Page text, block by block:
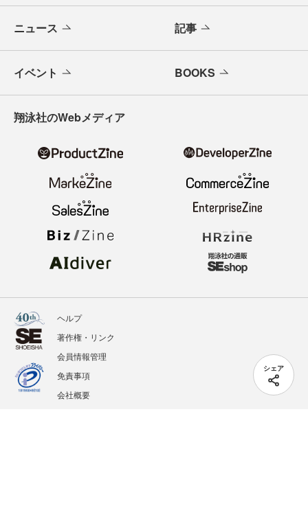
シェア
ニュース 記事
イベント BOOKS
翔泳社のWebメディア
ヘルプ
著作権・リンク
会員情報管理
免責事項
会社概要